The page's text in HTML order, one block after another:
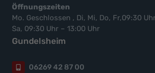
Öffnungszeiten
Mo. Geschlossen , Di, Mi, Do, Fr,09:30
Sa, 09:30 Uhr – 13:00 Uhr
Gundelsheim
06269 42 87 00